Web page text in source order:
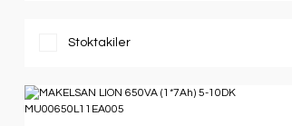
Stoktakiler